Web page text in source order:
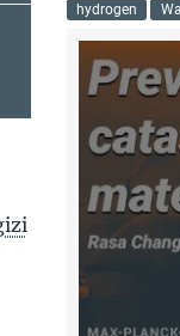
hydrogen